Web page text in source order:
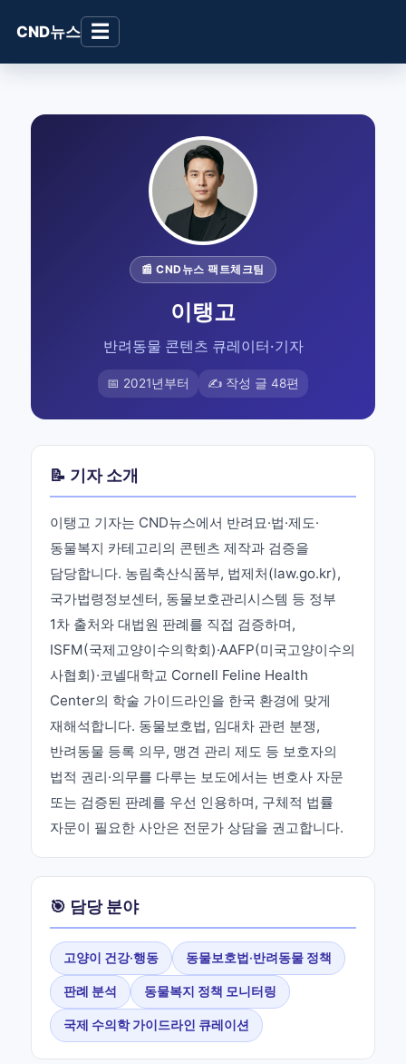
CND뉴스 ☰
📰 CND뉴스 팩트체크팀
이탱고
반려동물 콘텐츠 큐레이터·기자
📅 2021년부터 ✍️ 작성 글 48편
📝 기자 소개
이탱고 기자는 CND뉴스에서 반려묘·법·제도·
동물복지 카테고리의 콘텐츠 제작과 검증을
담당합니다. 농림축산식품부, 법제처(law.go.kr),
국가법령정보센터, 동물보호관리시스템 등 정부
1차 출처와 대법원 판례를 직접 검증하며,
ISFM(국제고양이수의학회)·AAFP(미국고양이수의
사협회)·코넬대학교 Cornell Feline Health
Center의 학술 가이드라인을 한국 환경에 맞게
재해석합니다. 동물보호법, 임대차 관련 분쟁,
반려동물 등록 의무, 맹견 관리 제도 등 보호자의
법적 권리·의무를 다루는 보도에서는 변호사 자문
또는 검증된 판례를 우선 인용하며, 구체적 법률
자문이 필요한 사안은 전문가 상담을 권고합니다.
🎯 담당 분야
고양이 건강·행동 동물보호법·반려동물 정책
판례 분석 동물복지 정책 모니터링
국제 수의학 가이드라인 큐레이션